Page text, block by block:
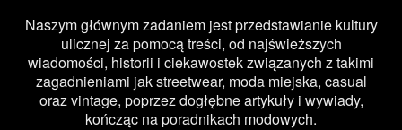
Naszym głównym zadaniem jest przedstawianie kultury
ulicznej za pomocą treści, od najświeższych
wiadomości, historii i ciekawostek związanych z takimi
zagadnieniami jak streetwear, moda miejska, casual
oraz vintage, poprzez dogłębne artykuły i wywiady,
kończąc na poradnikach modowych.